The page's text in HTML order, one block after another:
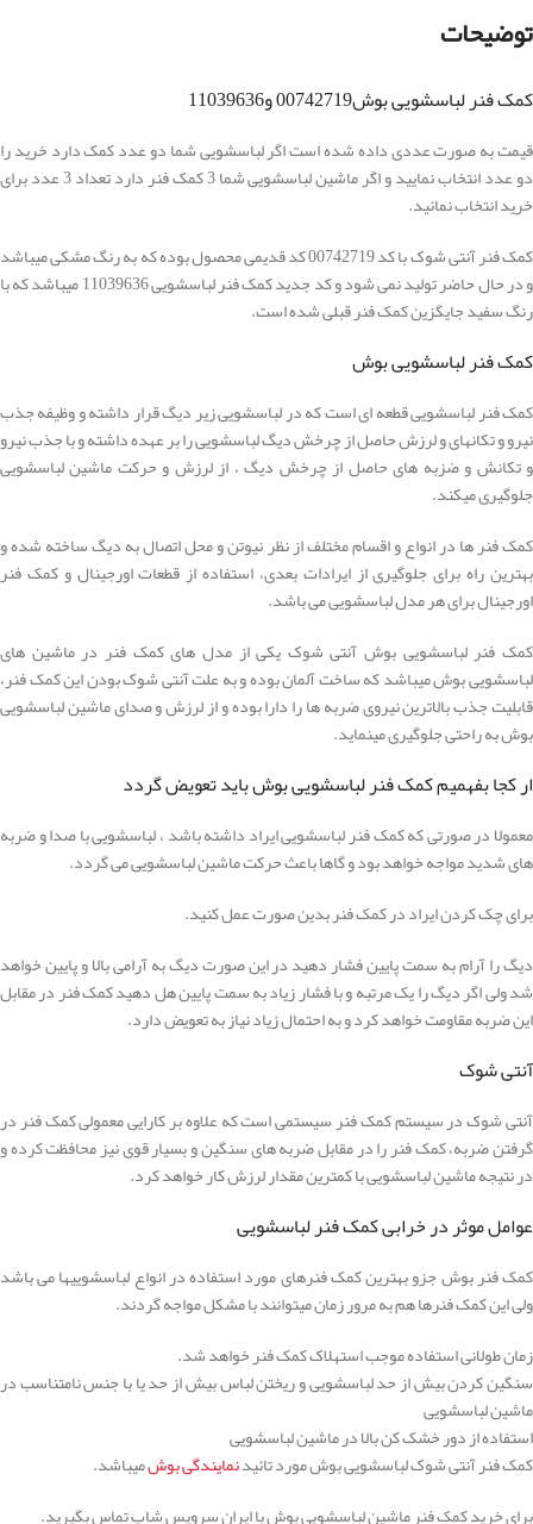
توضیحات
کمک فنر لباسشویی بوش00742719 و11039636
قیمت به صورت عددی داده شده است اگر لباسشویی شما دو عدد کمک دارد خرید را
دو عدد انتخاب نمایید و اگر ماشین لباسشویی شما 3 کمک فنر دارد تعداد 3 عدد برای
خرید انتخاب نمائید.
کمک فنر آنتی شوک با کد 00742719 کد قدیمی محصول بوده که به رنگ مشکی میباشد
و در حال حاضر تولید نمی شود و کد جدید کمک فنر لباسشویی 11039636 میباشد که با
رنگ سفید جایگزین کمک فنر قبلی شده است.
کمک فنر لباسشویی بوش
کمک فنر لباسشویی قطعه ای است که در لباسشویی زیر دیگ قرار داشته و وظیفه جذب
نیرو و تکانهای و لرزش حاصل از چرخش دیگ لباسشویی را بر عهده داشته و با جذب نیرو
و تکانش و ضزبه های حاصل از چرخش دیگ ، از لرزش و حرکت ماشین لباسشویی
جلوگیری میکند.
کمک فنر ها در انواع و اقسام مختلف از نظر نیوتن و محل اتصال به دیگ ساخته شده و
بهترین راه برای جلوگیری از ایرادات بعدی، استفاده از قطعات اورجینال و کمک فنر
اورجینال برای هر مدل لباسشویی می باشد.
کمک فنر لباسشویی بوش آنتی شوک یکی از مدل های کمک فنر در ماشین های
لباسشویی بوش میباشد که ساخت آلمان بوده و به علت آنتی شوک بودن این کمک فنر،
قابلیت جذب بالاترین نیروی ضربه ها را دارا بوده و از لرزش و صدای ماشین لباسشویی
بوش به راحتی جلوگیری مینماید.
ار کجا بفهمیم کمک فنر لباسشویی بوش باید تعویض گردد
معمولا در صورتی که کمک فنر لباسشویی ایراد داشته باشد ، لباسشویی با صدا و ضربه
های شدید مواجه خواهد بود و گاها باعث حرکت ماشین لباسشویی می گردد.
برای چک کردن ایراد در کمک فنر بدین صورت عمل کنید.
دیگ را آرام به سمت پایین فشار دهید در این صورت دیگ به آرامی بالا و پایین خواهد
شد ولی اگر دیگ را یک مرتبه و با فشار زیاد به سمت پایین هل دهید کمک فنر در مقابل
این ضربه مقاومت خواهد کرد و به احتمال زیاد نیاز به تعویض دارد.
آنتی شوک
آنتی شوک در سیستم کمک فنر سیستمی است که علاوه بر کارایی معمولی کمک فنر در
گرفتن ضربه، کمک فنر را در مقابل ضربه های سنگین و بسیار قوی نیز محافظت کرده و
در نتیجه ماشین لباسشویی با کمترین مقدار لرزش کار خواهد کرد.
عوامل موثر در خرابی کمک فنر لباسشویی
کمک فنر بوش جزو بهترین کمک فنرهای مورد استفاده در انواع لباسشوییها می باشد
ولی این کمک فنرها هم به مرور زمان میتوانند با مشکل مواجه گردند.
زمان طولانی استفاده موجب استهلاک کمک فنر خواهد شد.
سنگین کردن بیش از حد لباسشویی و ریختن لباس بیش از حد یا با جنس نامتناسب در
ماشین لباسشویی
استفاده از دور خشک کن بالا در ماشین لباسشویی
کمک فنر آنتی شوک لباسشویی بوش مورد تائیدنمایندگی بوشمیباشد.
برای خرید کمک فنر ماشین لباسشویی بوش با ایران سرویس شاپ تماس بگیرید.